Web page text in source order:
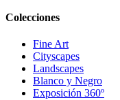
Colecciones
Fine Art
Cityscapes
Landscapes
Blanco y Negro
Exposición 360º